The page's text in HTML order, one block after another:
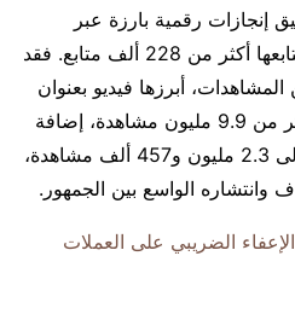
إنجازات رقمية بارزة عبر
منصتها على إنستغرام حيث يتابعها أكثر من 228 ألف متابع. فقد
أبرزها فيديو بعنوان
“عمر الأربعين” الذي حقق أكثر من 9.9 مليون مشاهدة، إضافة
إلى فيديوهات أخرى وصلت إلى 2.3 مليون و457 ألف مشاهدة،
وانتشاره الواسع بين الجمهور.
الضريبي على العملات